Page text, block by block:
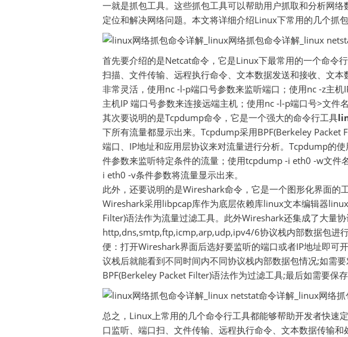
一就是抓包工具。这些抓包工具可以帮助用户抓取和分析网
定位和解决网络问题。本文将详细介绍Linux下常用的几个抓
首先要介绍的是Netcat命令，它是Linux下最常用的一个命令
扫描、文件传输、远程执行命令、文本数据发送和接收、文
非常灵活，使用nc -l-p端口号参数来监听端口；使用nc -z主
主机IP 端口号参数来连接远端主机；使用nc -l-p端口号>文件
其次要说明的是Tcpdump命令，它是一个强大的命令行工具
下所有流量都显示出来。Tcpdump采用BPF(Berkeley Packet
端口、IP地址和应用层协议来对流量进行分析。Tcpdump的
件参数来监听特定条件的流量；使用tcpdump -i eth0 -w文件
i eth0 -v条件参数将流量显示出来。
此外，还要说明的是Wireshark命令，它是一个图形化界面的
Wireshark采用libpcap库作为底层依赖库linux文本编辑器
Filter)语法作为流量过滤工具。此外Wireshark还集成了大量
http,dns,smtp,ftp,icmp,arp,udp,ipv4/6协议栈内部数据包进
便：打开Wireshark界面后选好要监听的端口或者IP地址即可
议栈后就能看到不同时间内不同协议栈内部数据包情况;如需
BPF(Berkeley Packet Filter)语法作为过滤工具;最后如需要保
总之，Linux上常用的几个命令行工具都能够帮助开发者快速
口监听、端口扫、文件传输、远程执行命令、文本数据传输